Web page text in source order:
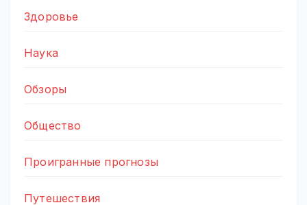
Здоровье
Наука
Обзоры
Общество
Проигранные прогнозы
Путешествия